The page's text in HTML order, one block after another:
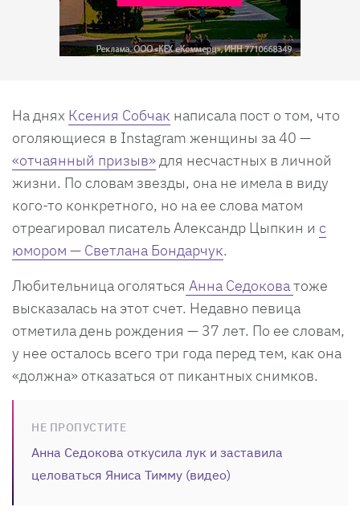
На днях Ксения Собчак написала пост о том, что
оголяющиеся в Instagram женщины за 40 —
«отчаянный призыв»для несчастных в личной
жизни. По словам звезды, она не имела в виду
кого-то конкретного, но на ее слова матом
отреагировал писатель Александр Цыпкин и с
юмором — Светлана Бондарчук.
Любительница оголяться Анна Седоковатоже
высказалась на этот счет. Недавно певица
отметила день рождения — 37 лет. По ее словам,
у нее осталось всего три года перед тем, как она
«должна» отказаться от пикантных снимков.
НЕ ПРОПУСТИТЕ
Анна Седокова откусила лук и заставила
целоваться Яниса Тимму (видео)